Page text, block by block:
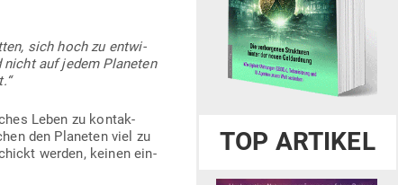
sich hoch zu ent­wi­
auf jedem Pla­neten
Leben zu kon­tak­
den Pla­neten viel zu
werden, keinen ein­
TOP ARTIKEL